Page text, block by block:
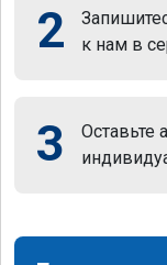
2
к нам в
3
Оставьте